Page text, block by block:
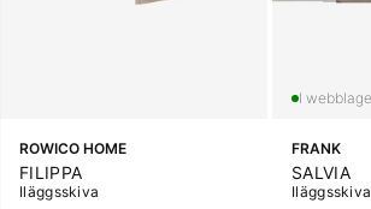
ROWICO HOME
FILIPPA
Iläggsskiva
FRANK
SALVIA
Iläggsskiva